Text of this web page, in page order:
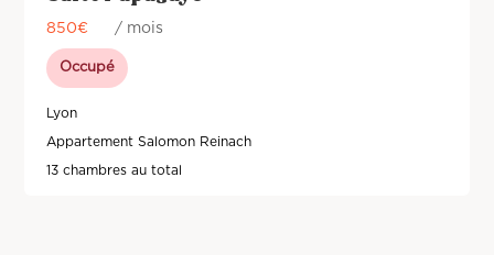
850€ / mois
Occupé
Lyon
Appartement Salomon Reinach
13 chambres au total